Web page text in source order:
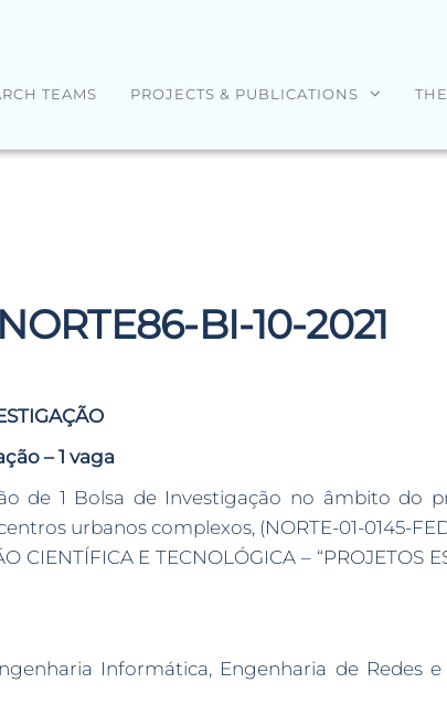
TEAMS PROJECTS & PUBLICATIONS
NORTE86-BI-10-2021
– 1 vaga
de 1 Bolsa de Investigação no âmbito do
urbanos complexos, (NORTE-01-0145-
CIENTÍFICA E TECNOLÓGICA – “PROJETOS
Informática, Engenharia de Redes